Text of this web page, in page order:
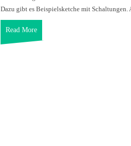
Dazu gibt es Beispielsketche mit Schaltungen.
Read More